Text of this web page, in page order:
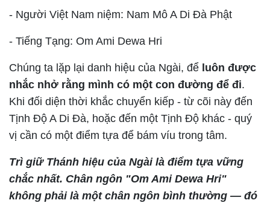
- Người Việt Nam niệm: Nam Mô A Di Đà Phật
- Tiếng Tạng: Om Ami Dewa Hri
Chúng ta lặp lại danh hiệu của Ngài, để luôn được
nhắc nhở rằng mình có một con đường để đi.
Khi đối diện thời khắc chuyển kiếp - từ cõi này đến
Tịnh Độ A Di Đà, hoặc đến một Tịnh Độ khác - quý
vị cần có một điểm tựa để bám víu trong tâm.
Trì giữ Thánh hiệu của Ngài là điểm tựa vững
chắc nhất. Chân ngôn "Om Ami Dewa Hri"
không phải là một chân ngôn bình thường — đó